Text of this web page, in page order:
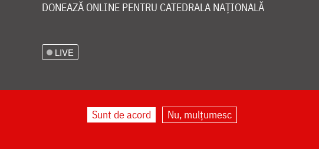
DONEAZĂ ONLINE PENTRU CATEDRALA NAȚIONALĂ
LIVE
Sunt de acord Nu, mulțumesc